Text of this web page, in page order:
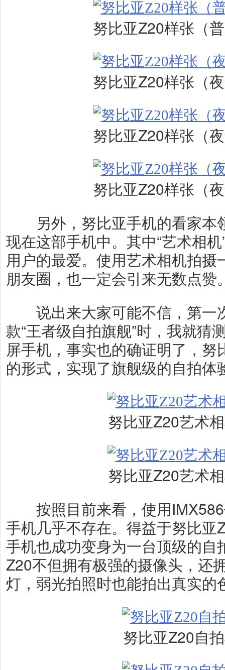
努比亚Z20样张（
努比亚Z20样张（
努比亚Z20样张（
努比亚Z20样张（
另外，努比亚手机的看家本
现在这部手机中。其中“艺术相
用户的最爱。使用艺术相机拍
朋友圈，也一定会引来无数点赞
说出来大家可能不信，第一
款“王者级自拍旗舰”时，我就猜
屏手机，事实也的确证明了，
的形式，实现了旗舰级的自拍体
努比亚Z20艺术
努比亚Z20艺术
按照目前来看，使用IMX586
手机几乎不存在。得益于努比亚
手机也成功变身为一台顶级的自
Z20不但拥有极强的摄像头，还
灯，弱光拍照时也能拍出真实的
努比亚Z20自